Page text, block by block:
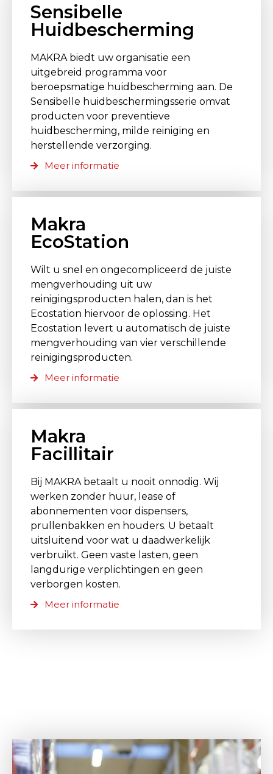
Sensibelle
Huidbescherming
MAKRA biedt uw organisatie een
uitgebreid programma voor
beroepsmatige huidbescherming aan. De
Sensibelle huidbeschermingsserie omvat
producten voor preventieve
huidbescherming, milde reiniging en
herstellende verzorging.
Meer informatie
Makra
EcoStation
Wilt u snel en ongecompliceerd de juiste
mengverhouding uit uw
reinigingsproducten halen, dan is het
Ecostation hiervoor de oplossing. Het
Ecostation levert u automatisch de juiste
mengverhouding van vier verschillende
reinigingsproducten.
Meer informatie
Makra
Facillitair
Bij MAKRA betaalt u nooit onnodig. Wij
werken zonder huur, lease of
abonnementen voor dispensers,
prullenbakken en houders. U betaalt
uitsluitend voor wat u daadwerkelijk
verbruikt. Geen vaste lasten, geen
langdurige verplichtingen en geen
verborgen kosten.
Meer informatie